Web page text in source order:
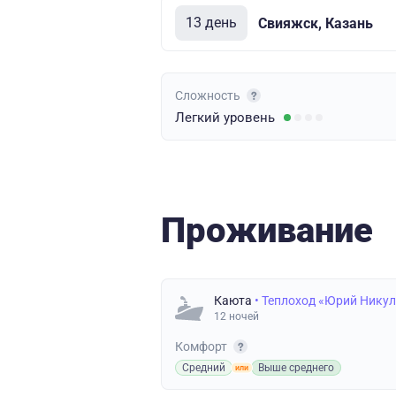
13 день Свияжск, Казань
Сложность
Легкий уровень
Проживание
Каюта • Теплоход «Юрий
12 ночей
Комфорт
Средний Выше среднего